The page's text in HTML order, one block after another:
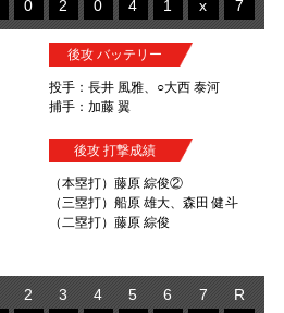
0 2 0 4 1 x 7
後攻 バッテリー
投手：長井 風雅、○大西 泰河
捕手：加藤 翼
後攻 打撃成績
（本塁打）藤原 綜俊②
（三塁打）船原 雄大、森田 健斗
（二塁打）藤原 綜俊
2 3 4 5 6 7
R